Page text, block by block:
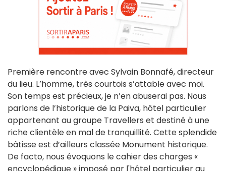
Première rencontre avec Sylvain Bonnafé, directeur
du lieu. L’homme, très courtois s’attable avec moi.
Son temps est précieux, je n’en abuserai pas. Nous
parlons de l’historique de la Paiva, hôtel particulier
appartenant au groupe Travellers et destiné à une
riche clientèle en mal de tranquillité. Cette splendide
bâtisse est d’ailleurs classée Monument historique.
De facto, nous évoquons le cahier des charges «